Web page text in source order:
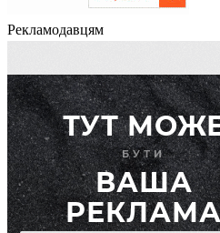
Рекламодавцям